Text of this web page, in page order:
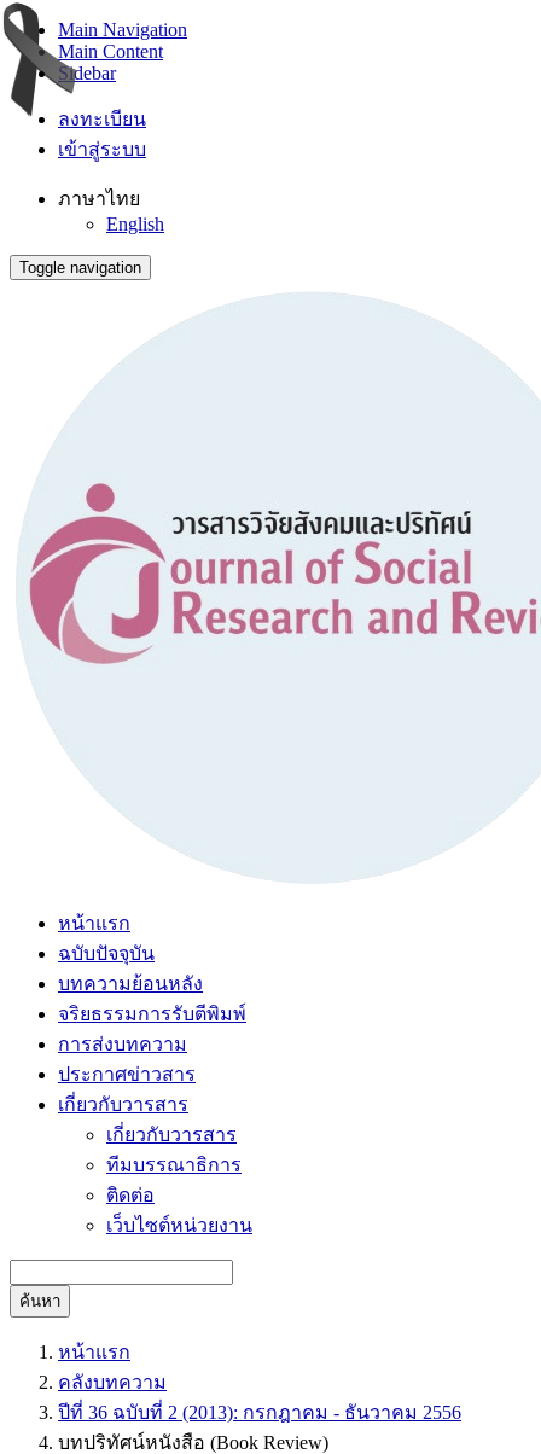
Main Navigation
Main Content
Sidebar
ลงทะเบียน
เข้าสู่ระบบ
ภาษาไทย
English
Toggle navigation
หน้าแรก
ฉบับปัจจุบัน
บทความย้อนหลัง
จริยธรรมการรับตีพิมพ์
การส่งบทความ
ประกาศข่าวสาร
เกี่ยวกับวารสาร
เกี่ยวกับวารสาร
ทีมบรรณาธิการ
ติดต่อ
เว็บไซต์หน่วยงาน
ค้นหา
หน้าแรก
คลังบทความ
ปีที่ 36 ฉบับที่ 2 (2013): กรกฎาคม - ธันวาคม 2556
บทปริทัศน์หนังสือ (Book Review)